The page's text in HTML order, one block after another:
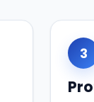
3